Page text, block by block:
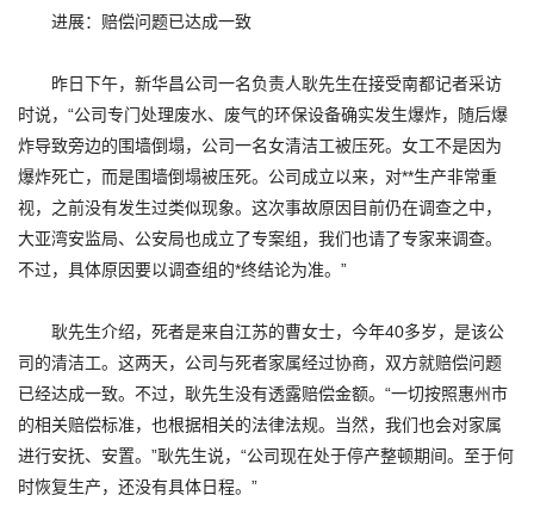
进展：赔偿问题已达成一致
昨日下午，新华昌公司一名负责人耿先生在接受南都记者采访
时说，“公司专门处理废水、废气的环保设备确实发生爆炸，随后爆
炸导致旁边的围墙倒塌，公司一名女清洁工被压死。女工不是因为
爆炸死亡，而是围墙倒塌被压死。公司成立以来，对**生产非常重
视，之前没有发生过类似现象。这次事故原因目前仍在调查之中，
大亚湾安监局、公安局也成立了专案组，我们也请了专家来调查。
不过，具体原因要以调查组的*终结论为准。”
耿先生介绍，死者是来自江苏的曹女士，今年40多岁，是该公
司的清洁工。这两天，公司与死者家属经过协商，双方就赔偿问题
已经达成一致。不过，耿先生没有透露赔偿金额。“一切按照惠州市
的相关赔偿标准，也根据相关的法律法规。当然，我们也会对家属
进行安抚、安置。”耿先生说，“公司现在处于停产整顿期间。至于何
时恢复生产，还没有具体日程。”